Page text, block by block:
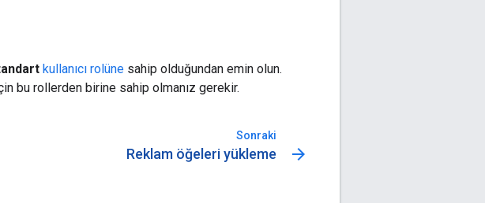
kullanıcı rolüne sahip olduğundan emin olun.
bu rollerden birine sahip olmanız gerekir.
Sonraki
Reklam öğeleri yükleme arrow_forward